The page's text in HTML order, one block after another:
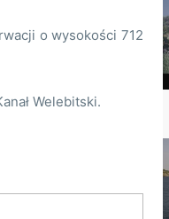
o wysokości 712
Welebitski.